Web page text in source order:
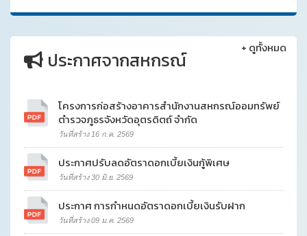
ประกาศจากสหกรณ์ + ดูทั้งหมด
โครงการก่อสร้างอาคารสำนักงานสหกรณ์ออมทรัพย์
ตำรวจภูธรจังหวัดอุตรดิตถ์ จำกัด
วันที่สร้าง 16 ก.ค. 2569
ประกาศปรับลดอัตราดอกเบี้ยเงินกู้พิเศษ
วันที่สร้าง 30 มิ.ย. 2569
ประกาศ การกำหนดอัตราดอกเบี้ยเงินรับฝาก
วันที่สร้าง 09 ม.ค. 2569